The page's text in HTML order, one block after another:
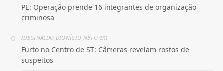
PE: Operação prende 16 integrantes de organização
criminosa
IDEGINALDO DIONÍSIO NETOem
Furto no Centro de ST: Câmeras revelam rostos de
suspeitos